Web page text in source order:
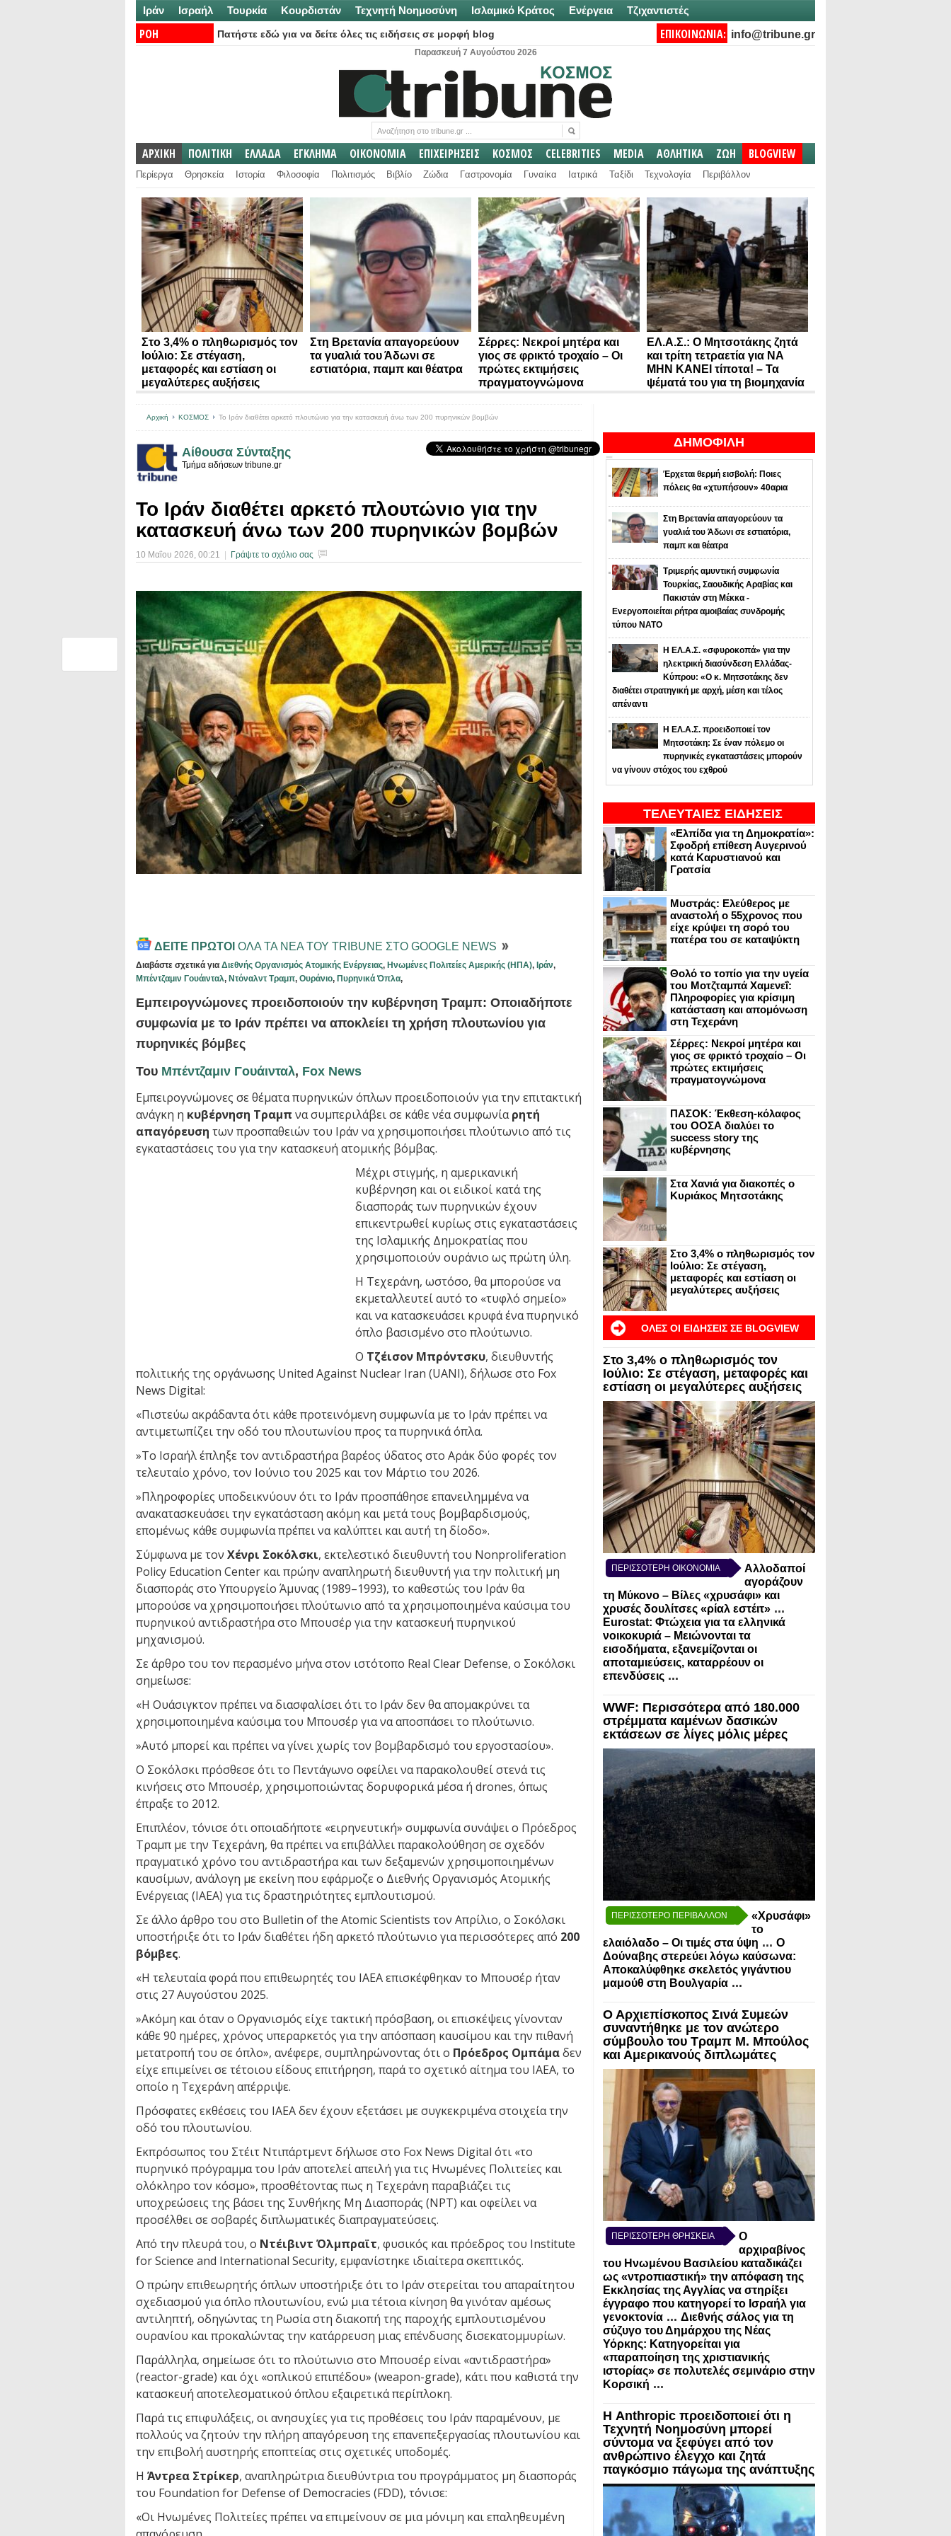
Ιράν Ισραήλ Τουρκία Κουρδιστάν Τεχνητή Νοημοσύνη Ισλαμικό Κράτος Ενέργεια Τζιχαντιστές
ΡΟΗ
Πατήστε εδώ για να δείτε όλες τις ειδήσεις σε μορφή blog ΕΠΙΚΟΙΝΩΝΙΑ: info@tribune.gr
Παρασκευή 7 Αυγούστου 2026
ΑΡΧΙΚΗ ΠΟΛΙΤΙΚΗ ΕΛΛΑΔΑ ΕΓΚΛΗΜΑ ΟΙΚΟΝΟΜΙΑ ΕΠΙΧΕΙΡΗΣΕΙΣ ΚΟΣΜΟΣ CELEBRITIES MEDIA ΑΘΛΗΤΙΚΑ ΖΩΗ BLOGVIEW
Περίεργα Θρησκεία Ιστορία Φιλοσοφία Πολιτισμός Βιβλίο Ζώδια Γαστρονομία Γυναίκα Ιατρικά Ταξίδι Τεχνολογία Περιβάλλον
Στο 3,4% ο πληθωρισμός τον
Ιούλιο: Σε στέγαση,
μεταφορές και εστίαση οι
μεγαλύτερες αυξήσεις
Στη Βρετανία απαγορεύουν
τα γυαλιά του Άδωνι σε
εστιατόρια, παμπ και θέατρα
Σέρρες: Νεκροί μητέρα και
γιος σε φρικτό τροχαίο – Οι
πρώτες εκτιμήσεις
πραγματογνώμονα
ΕΛ.Α.Σ.: Ο Μητσοτάκης ζητά
και τρίτη τετραετία για ΝΑ
ΜΗΝ ΚΑΝΕΙ τίποτα! – Τα
ψέματά του για τη βιομηχανία
ΔΗΜΟΦΙΛΗ
Έρχεται θερμή εισβολή: Ποιες
πόλεις θα «χτυπήσουν» 40αρια
Στη Βρετανία απαγορεύουν τα
γυαλιά του Άδωνι σε εστιατόρια,
παμπ και θέατρα
Τριμερής αμυντική συμφωνία
Τουρκίας, Σαουδικής Αραβίας και
Πακιστάν στη Μέκκα -
Ενεργοποιείται ρήτρα αμοιβαίας συνδρομής
τύπου NATO
Η ΕΛ.Α.Σ. «σφυροκοπά» για την
ηλεκτρική διασύνδεση Ελλάδας-
Κύπρου: «Ο κ. Μητσοτάκης δεν
διαθέτει στρατηγική με αρχή, μέση και τέλος
απέναντι
Η ΕΛ.Α.Σ. προειδοποιεί τον
Μητσοτάκη: Σε έναν πόλεμο οι
πυρηνικές εγκαταστάσεις μπορούν
να γίνουν στόχος του εχθρού
ΤΕΛΕΥΤΑΙΕΣ ΕΙΔΗΣΕΙΣ
«Ελπίδα για τη Δημοκρατία»:
Σφοδρή επίθεση Αυγερινού
κατά Καρυστιανού και
Γρατσία
Μυστράς: Ελεύθερος με
αναστολή ο 55χρονος που
είχε κρύψει τη σορό του
πατέρα του σε καταψύκτη
Θολό το τοπίο για την υγεία
του Μοτζταμπά Χαμενεΐ:
Πληροφορίες για κρίσιμη
κατάσταση και απομόνωση
στη Τεχεράνη
Σέρρες: Νεκροί μητέρα και
γιος σε φρικτό τροχαίο – Οι
πρώτες εκτιμήσεις
πραγματογνώμονα
ΠΑΣΟΚ: Έκθεση-κόλαφος
του ΟΟΣΑ διαλύει το
success story της
κυβέρνησης
Στα Χανιά για διακοπές ο
Κυριάκος Μητσοτάκης
Στο 3,4% ο πληθωρισμός τον
Ιούλιο: Σε στέγαση,
μεταφορές και εστίαση οι
μεγαλύτερες αυξήσεις
ΟΛΕΣ ΟΙ ΕΙΔΗΣΕΙΣ ΣΕ BLOGVIEW
Στο 3,4% ο πληθωρισμός τον
Ιούλιο: Σε στέγαση, μεταφορές και
εστίαση οι μεγαλύτερες αυξήσεις
ΠΕΡΙΣΣΟΤΕΡΗ ΟΙΚΟΝΟΜΙΑ
Αλλοδαποί
αγοράζουν
τη Μύκονο – Βίλες «χρυσάφι» και
χρυσές δουλίτσες «ρίαλ εστέιτ» ...
Eurostat: Φτώχεια για τα ελληνικά
νοικοκυριά – Μειώνονται τα
εισοδήματα, εξανεμίζονται οι
αποταμιεύσεις, καταρρέουν οι
επενδύσεις ...
WWF: Περισσότερα από 180.000
στρέμματα καμένων δασικών
εκτάσεων σε λίγες μόλις μέρες
ΠΕΡΙΣΣΟΤΕΡΟ ΠΕΡΙΒΑΛΛΟΝ
«Χρυσάφι»
το
ελαιόλαδο – Οι τιμές στα ύψη ... Ο
Δούναβης στερεύει λόγω καύσωνα:
Αποκαλύφθηκε σκελετός γιγάντιου
μαμούθ στη Βουλγαρία ...
Ο Αρχιεπίσκοπος Σινά Συμεών
συναντήθηκε με τον ανώτερο
σύμβουλο του Τραμπ Μ. Μπούλος
και Αμερικανούς διπλωμάτες
ΠΕΡΙΣΣΟΤΕΡΗ ΘΡΗΣΚΕΙΑ
Ο
αρχιραβίνος
του Ηνωμένου Βασιλείου καταδικάζει
ως «ντροπιαστική» την απόφαση της
Εκκλησίας της Αγγλίας να στηρίξει
έγγραφο που κατηγορεί το Ισραήλ για
γενοκτονία ... Διεθνής σάλος για τη
σύζυγο του Δημάρχου της Νέας
Υόρκης: Κατηγορείται για
«παραποίηση της χριστιανικής
ιστορίας» σε πολυτελές σεμινάριο στην
Κορσική ...
Η Anthropic προειδοποιεί ότι η
Τεχνητή Νοημοσύνη μπορεί
σύντομα να ξεφύγει από τον
ανθρώπινο έλεγχο και ζητά
παγκόσμιο πάγωμα της ανάπτυξης
Αρχική ΚΟΣΜΟΣ Το Ιράν διαθέτει αρκετό πλουτώνιο για την κατασκευή άνω των 200 πυρηνικών βομβών
Αίθουσα Σύνταξης
Τμήμα ειδήσεων tribune.gr
Το Ιράν διαθέτει αρκετό πλουτώνιο για την
κατασκευή άνω των 200 πυρηνικών βομβών
10 Μαΐου 2026, 00:21 Γράψτε το σχόλιο σας
ΔΕΙΤΕ ΠΡΩΤΟΙ ΟΛΑ ΤΑ ΝΕΑ ΤΟΥ TRIBUNE ΣΤΟ GOOGLE NEWS
Διαβάστε σχετικά για Διεθνής Οργανισμός Ατομικής Ενέργειας, Ηνωμένες Πολιτείες Αμερικής (ΗΠΑ), Ιράν,
Μπέντζαμιν Γουάινταλ, Ντόναλντ Τραμπ, Ουράνιο, Πυρηνικά Όπλα,
Εμπειρογνώμονες προειδοποιούν την κυβέρνηση Τραμπ: Οποιαδήποτε
συμφωνία με το Ιράν πρέπει να αποκλείει τη χρήση πλουτωνίου για
πυρηνικές βόμβες
Του Μπέντζαμιν Γουάινταλ, Fox News
Εμπειρογνώμονες σε θέματα πυρηνικών όπλων προειδοποιούν για την επιτακτική
ανάγκη η κυβέρνηση Τραμπ να συμπεριλάβει σε κάθε νέα συμφωνίαρητή
απαγόρευση των προσπαθειών του Ιράν να χρησιμοποιήσει πλούτωνιο από τις
εγκαταστάσεις του για την κατασκευή ατομικής βόμβας.
Μέχρι στιγμής, η αμερικανική
κυβέρνηση και οι ειδικοί κατά της
διασποράς των πυρηνικών έχουν
επικεντρωθεί κυρίως στις εγκαταστάσεις
της Ισλαμικής Δημοκρατίας που
χρησιμοποιούν ουράνιο ως πρώτη ύλη.
Η Τεχεράνη, ωστόσο, θα μπορούσε να
εκμεταλλευτεί αυτό το «τυφλό σημείο»
και να κατασκευάσει κρυφά ένα πυρηνικό
όπλο βασισμένο στο πλούτωνιο.
Ο Τζέισον Μπρόντσκυ, διευθυντής
πολιτικής της οργάνωσης United Against Nuclear Iran (UANI), δήλωσε στο Fox
News Digital:
«Πιστεύω ακράδαντα ότι κάθε προτεινόμενη συμφωνία με το Ιράν πρέπει να
αντιμετωπίζει την οδό του πλουτωνίου προς τα πυρηνικά όπλα.
»Το Ισραήλ έπληξε τον αντιδραστήρα βαρέος ύδατος στο Αράκ δύο φορές τον
τελευταίο χρόνο, τον Ιούνιο του 2025 και τον Μάρτιο του 2026.
»Πληροφορίες υποδεικνύουν ότι το Ιράν προσπάθησε επανειλημμένα να
ανακατασκευάσει την εγκατάσταση ακόμη και μετά τους βομβαρδισμούς,
επομένως κάθε συμφωνία πρέπει να καλύπτει και αυτή τη δίοδο».
Σύμφωνα με τον Χένρι Σοκόλσκι, εκτελεστικό διευθυντή του Nonproliferation
Policy Education Center και πρώην αναπληρωτή διευθυντή για την πολιτική μη
διασποράς στο Υπουργείο Άμυνας (1989–1993), το καθεστώς του Ιράν θα
μπορούσε να χρησιμοποιήσει πλούτωνιο από τα χρησιμοποιημένα καύσιμα του
πυρηνικού αντιδραστήρα στο Μπουσέρ για την κατασκευή πυρηνικού
μηχανισμού.
Σε άρθρο του τον περασμένο μήνα στον ιστότοπο Real Clear Defense, ο Σοκόλσκι
σημείωσε:
«Η Ουάσιγκτον πρέπει να διασφαλίσει ότι το Ιράν δεν θα απομακρύνει τα
χρησιμοποιημένα καύσιμα του Μπουσέρ για να αποσπάσει το πλούτωνιο.
»Αυτό μπορεί και πρέπει να γίνει χωρίς τον βομβαρδισμό του εργοστασίου».
Ο Σοκόλσκι πρόσθεσε ότι το Πεντάγωνο οφείλει να παρακολουθεί στενά τις
κινήσεις στο Μπουσέρ, χρησιμοποιώντας δορυφορικά μέσα ή drones, όπως
έπραξε το 2012.
Επιπλέον, τόνισε ότι οποιαδήποτε «ειρηνευτική» συμφωνία συνάψει ο Πρόεδρος
Τραμπ με την Τεχεράνη, θα πρέπει να επιβάλλει παρακολούθηση σε σχεδόν
πραγματικό χρόνο του αντιδραστήρα και των δεξαμενών χρησιμοποιημένων
καυσίμων, ανάλογη με εκείνη που εφάρμοζε ο Διεθνής Οργανισμός Ατομικής
Ενέργειας (IAEA) για τις δραστηριότητες εμπλουτισμού.
Σε άλλο άρθρο του στο Bulletin of the Atomic Scientists τον Απρίλιο, ο Σοκόλσκι
υποστήριξε ότι το Ιράν διαθέτει ήδη αρκετό πλούτωνιο για περισσότερες από 200
βόμβες.
«Η τελευταία φορά που επιθεωρητές του IAEA επισκέφθηκαν το Μπουσέρ ήταν
στις 27 Αυγούστου 2025.
»Ακόμη και όταν ο Οργανισμός είχε τακτική πρόσβαση, οι επισκέψεις γίνονταν
κάθε 90 ημέρες, χρόνος υπεραρκετός για την απόσπαση καυσίμου και την πιθανή
μετατροπή του σε όπλο», ανέφερε, συμπληρώνοντας ότι ο Πρόεδρος Ομπάμαδεν
είχε επιμείνει σε τέτοιου είδους επιτήρηση, παρά το σχετικό αίτημα του IAEA, το
οποίο η Τεχεράνη απέρριψε.
Πρόσφατες εκθέσεις του IAEA δεν έχουν εξετάσει με συγκεκριμένα στοιχεία την
οδό του πλουτωνίου.
Εκπρόσωπος του Στέιτ Ντιπάρτμεντ δήλωσε στο Fox News Digital ότι «το
πυρηνικό πρόγραμμα του Ιράν αποτελεί απειλή για τις Ηνωμένες Πολιτείες και
ολόκληρο τον κόσμο», προσθέτοντας πως η Τεχεράνη παραβιάζει τις
υποχρεώσεις της βάσει της Συνθήκης Μη Διασποράς (NPT) και οφείλει να
προσέλθει σε σοβαρές διπλωματικές διαπραγματεύσεις.
Από την πλευρά του, ο Ντέιβιντ Όλμπραϊτ, φυσικός και πρόεδρος του Institute
for Science and International Security, εμφανίστηκε ιδιαίτερα σκεπτικός.
Ο πρώην επιθεωρητής όπλων υποστήριξε ότι το Ιράν στερείται του απαραίτητου
σχεδιασμού για όπλο πλουτωνίου, ενώ μια τέτοια κίνηση θα γινόταν αμέσως
αντιληπτή, οδηγώντας τη Ρωσία στη διακοπή της παροχής εμπλουτισμένου
ουρανίου και προκαλώντας την κατάρρευση μιας επένδυσης δισεκατομμυρίων.
Παράλληλα, σημείωσε ότι το πλούτωνιο στο Μπουσέρ είναι «αντιδραστήρα»
(reactor-grade) και όχι «οπλικού επιπέδου» (weapon-grade), κάτι που καθιστά την
κατασκευή αποτελεσματικού όπλου εξαιρετικά περίπλοκη.
Παρά τις επιφυλάξεις, οι ανησυχίες για τις προθέσεις του Ιράν παραμένουν, με
πολλούς να ζητούν την πλήρη απαγόρευση της επανεπεξεργασίας πλουτωνίου και
την επιβολή αυστηρής εποπτείας στις σχετικές υποδομές.
Η Άντρεα Στρίκερ, αναπληρώτρια διευθύντρια του προγράμματος μη διασποράς
του Foundation for Defense of Democracies (FDD), τόνισε:
«Οι Ηνωμένες Πολιτείες πρέπει να επιμείνουν σε μια μόνιμη και επαληθευμένη